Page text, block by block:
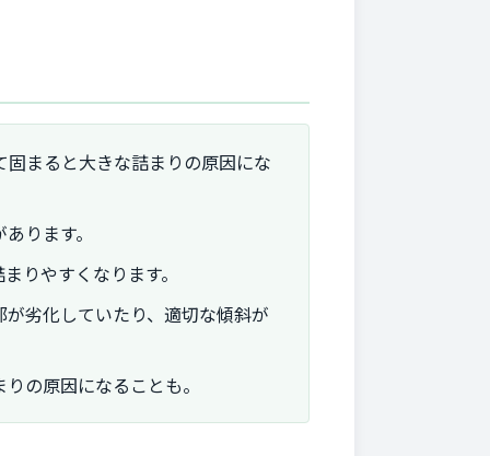
まると大きな詰まりの原因にな
ります。
りやすくなります。
劣化していたり、適切な傾斜が
の原因になることも。